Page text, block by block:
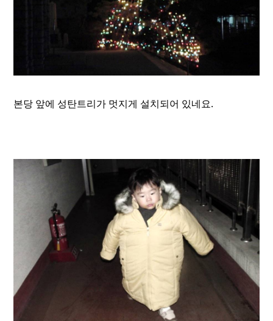
본당 앞에 성탄트리가 멋지게 설치되어 있네요.